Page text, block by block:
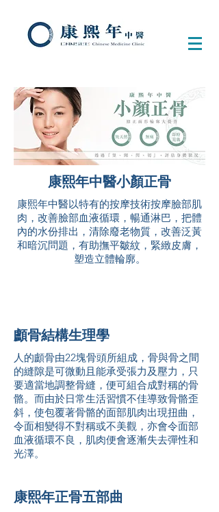
康熙年中醫小顏正骨
康熙年中醫以特有的按摩技術按摩臉部肌
肉，改善臉部血液循環，暢通淋巴，把體
內的水份排出，清除廢老物質，改善泛黃
和暗沉問題，有助撫平皺紋，緊緻皮膚，
塑造立體輪廓。
顱骨結構生理學
人的顱骨由22塊骨頭所組成，骨與骨之間
的縫隙是可微動且能承受張力及壓力，只
要適當地調整骨縫，便可組合成對稱的骨
骼。而由於日常生活習慣不佳導致骨骼歪
斜，使包覆著骨骼的面部肌肉出現扭曲，
令面相變得不對稱或不美觀，亦會令面部
血液循環不良，肌肉便會逐漸失去彈性和
光澤。
康熙年正骨五部曲